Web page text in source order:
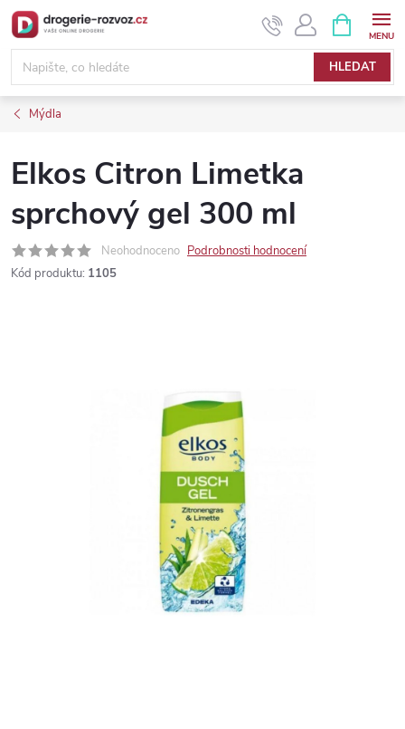
Přejít
na
obsah
HLEDAT
NÁKUPNÍ
KOŠÍK
Mýdla
Elkos Citron Limetka
sprchový gel 300 ml
Neohodnoceno Podrobnosti hodnocení
Kód produktu: 1105